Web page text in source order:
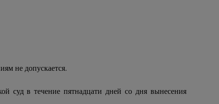
не допускается.
суд в течение пятнадцати дней со дня вынесения